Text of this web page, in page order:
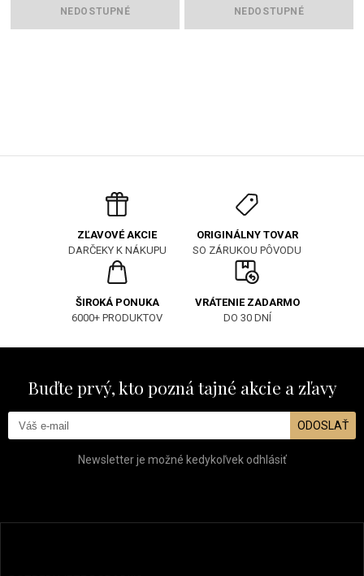
NEDOSTUPNÉ NEDOSTUPNÉ
ZĽAVOVÉ AKCIE
DARČEKY K NÁKUPU
ORIGINÁLNY TOVAR
SO ZÁRUKOU PÔVODU
ŠIROKÁ PONUKA
6000+ PRODUKTOV
VRÁTENIE ZADARMO
DO 30 DNÍ
Buďte prvý, kto pozná tajné akcie a zľavy
ODOSLAŤ
Newsletter je možné kedykoľvek odhlásiť